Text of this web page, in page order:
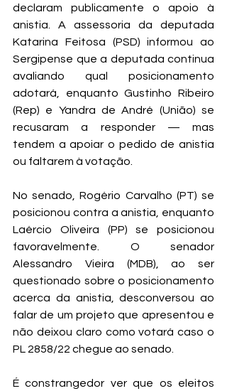
declaram publicamente o apoio à
anistia. A assessoria da deputada
Katarina Feitosa (PSD) informou ao
Sergipense que a deputada continua
avaliando qual posicionamento
adotará, enquanto Gustinho Ribeiro
(Rep) e Yandra de André (União) se
recusaram a responder — mas
tendem a apoiar o pedido de anistia
ou faltarem à votação.
No senado, Rogério Carvalho (PT) se
posicionou contra a anistia, enquanto
Laércio Oliveira (PP) se posicionou
favoravelmente. O senador
Alessandro Vieira (MDB), ao ser
questionado sobre o posicionamento
acerca da anistia, desconversou ao
falar de um projeto que apresentou e
não deixou claro como votará caso o
PL 2858/22 chegue ao senado.
É constrangedor ver que os eleitos